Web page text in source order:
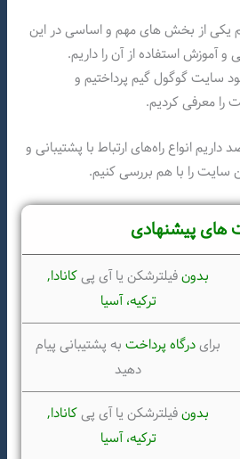
یکی از بخش های مهم و اساسی در این
استفاده از آن را داریم.
سایت گوگول گیم پرداختیم و
معرفی کردیم.
انواع راه‌های ارتباط با پشتیبانی و
را با هم بررسی کنیم.
های پیشنهادی
بدونفیلترشکن یا آی پیکانادا,
ترکیه، آسیا
برایدرگاه پرداختبه پشتیبانی پیام
دهید
بدونفیلترشکن یا آی پیکانادا,
ترکیه، آسیا